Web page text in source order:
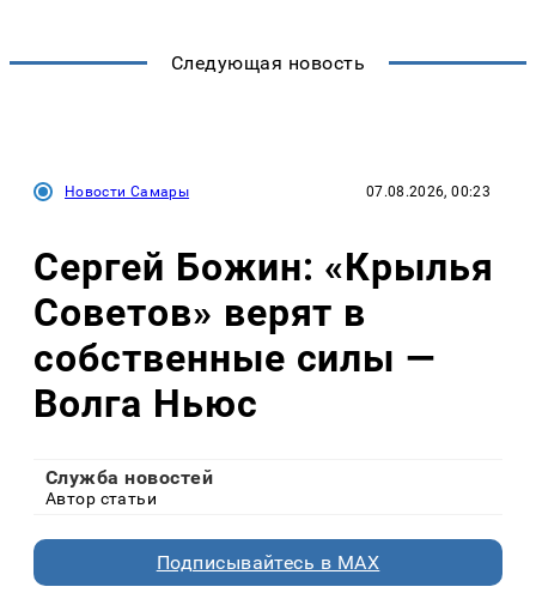
Следующая новость
Новости Самары 07.08.2026, 00:23
Сергей Божин: «Крылья
Советов» верят в
собственные силы —
Волга Ньюс
Служба новостей
Автор статьи
Подписывайтесь в MAX